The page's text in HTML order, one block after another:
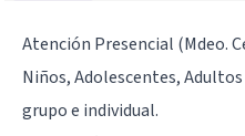
Atención Presencial (Mdeo.
Niños, Adolescentes,
grupo e individual.